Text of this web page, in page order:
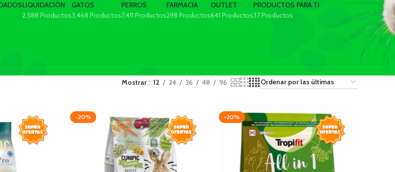
LIQUIDACIÓN
2,588 Productos
GATOS
3,468 Productos
PERROS
7,411 Productos
FARMACIA
298 Productos
OUTLET
641 Productos
PRODUCTOS PARA TI
37 Productos
Mostrar 12 24 36 48 96
-20% -20%